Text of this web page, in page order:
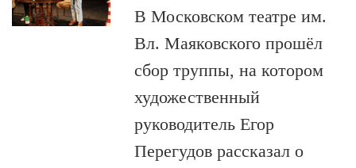
В Московском театре им.
Вл. Маяковского прошёл
сбор труппы, на котором
художественный
руководитель Егор
Перегудов рассказал о